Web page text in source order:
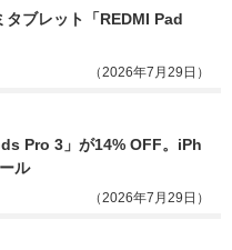
ブレット「REDMI Pad
（2026年7月29日）
Pro 3」が14% OFF。iPh
ル
（2026年7月29日）